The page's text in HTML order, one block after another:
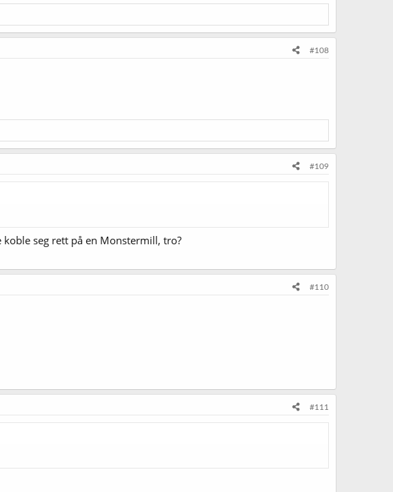
#108
#109
koble seg rett på en Monstermill, tro?
#110
#111